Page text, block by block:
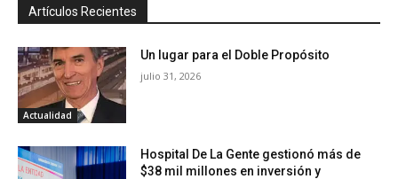
Artículos Recientes
Actualidad
Un lugar para el Doble Propósito
julio 31, 2026
Hospital De La Gente gestionó más de
$38 mil millones en inversión y